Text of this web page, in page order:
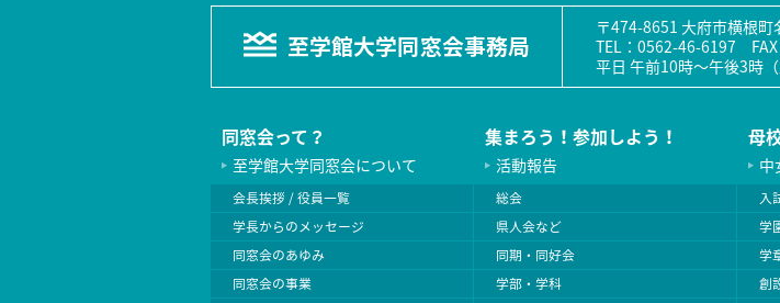
至学館大学同窓会事務局
〒474-8651 大府市横根町
TEL：0562-46-6197
平日 午前10時〜午後3時
同窓会って？
至学館大学同窓会について
会長挨拶 / 役員一覧
学長からのメッセージ
同窓会のあゆみ
同窓会の事業
集まろう！参加しよう！
活動報告
総会
県人会など
同期・同好会
学部・学科
母
中
入
学
学
創